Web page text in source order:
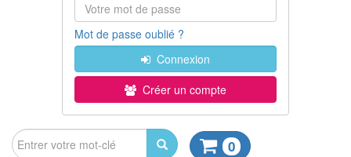
Mot de passe oublié ?
Connexion
Créer un compte
0